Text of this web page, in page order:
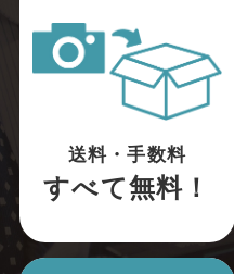
送料・手数料
すべて無料！